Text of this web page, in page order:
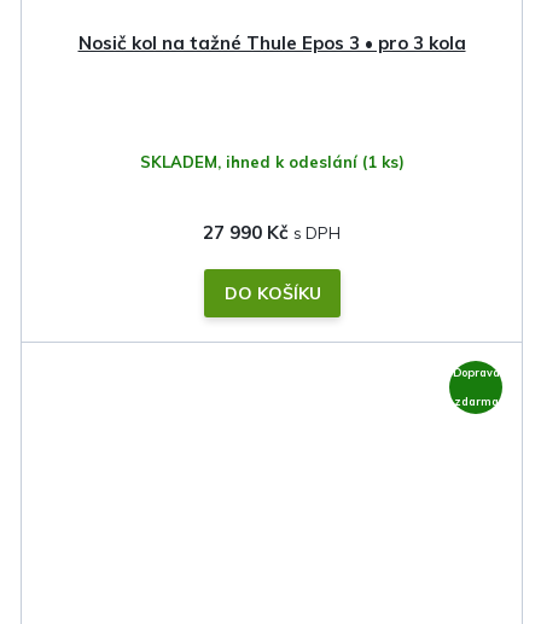
Nosič kol na tažné Thule Epos 3 • pro 3 kola
SKLADEM, ihned k odeslání (1 ks)
27 990 Kč
DO KOŠÍKU
Doprava
zdarma